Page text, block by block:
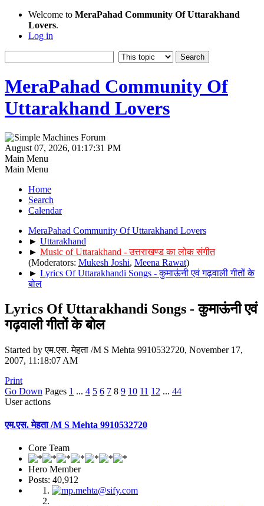
Welcome to MeraPahad Community Of Uttarakhand
Lovers.
Log in
MeraPahad Community Of
Uttarakhand Lovers
August 07, 2026, 01:17:31 PM
Main Menu
Main Menu
Home
Search
Calendar
MeraPahad Community Of Uttarakhand Lovers
► Uttarakhand
► Music of Uttarakhand - उत्तराखण्ड का लोक संगीत
(Moderators: Mukesh Joshi, Meena Rawat)
► Lyrics Of Uttarakhandi Songs - कुमाऊंनी एवं गढ़वाली गीतों के
बोल
Lyrics Of Uttarakhandi Songs - कुमाऊंनी एवं
गढ़वाली गीतों के बोल
Started by एम.एस. मेहता /M S Mehta 9910532720, November 17,
2007, 11:18:07 AM
Print
Go Down Pages 1 ... 4 5 6 7 8 9 10 11 12 ... 44
User actions
एम.एस. मेहता /M S Mehta 9910532720
Core Team
Hero Member
Posts: 40,912